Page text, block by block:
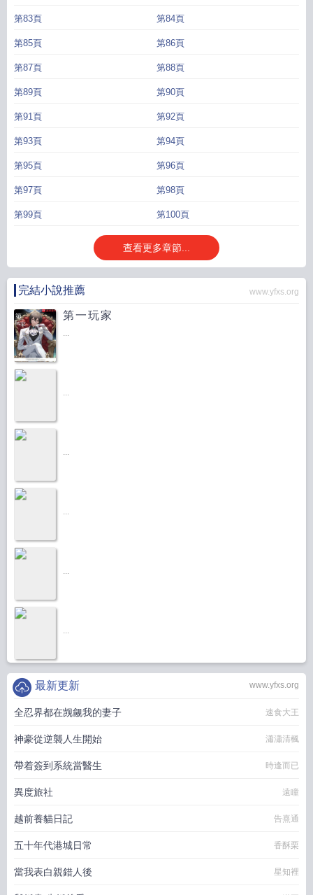
第83頁 第84頁
第85頁 第86頁
第87頁 第88頁
第89頁 第90頁
第91頁 第92頁
第93頁 第94頁
第95頁 第96頁
第97頁 第98頁
第99頁 第100頁
查看更多章節...
完結小說推薦 www.yfxs.org
第一玩家
...
...
...
...
...
...
www.yfxs.org
最新更新
全忍界都在觊觎我的妻子 速食大王
神豪從逆襲人生開始 瀟瀟清楓
帶着簽到系統當醫生 時逢而已
異度旅社 遠瞳
越前養貓日記 告熹通
五十年代港城日常 香酥栗
當我表白親錯人後 星知裡